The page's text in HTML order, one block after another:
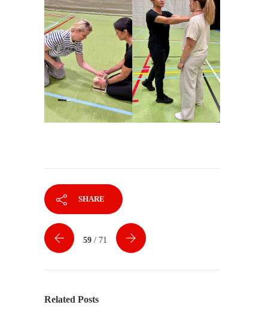
SHARE
59 / 71
Related Posts